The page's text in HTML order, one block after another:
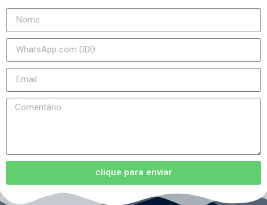
clique para enviar